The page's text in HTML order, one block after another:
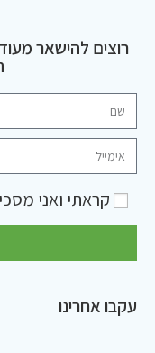
רוצים להישאר
קראתי ואני
עקבו אחרינו